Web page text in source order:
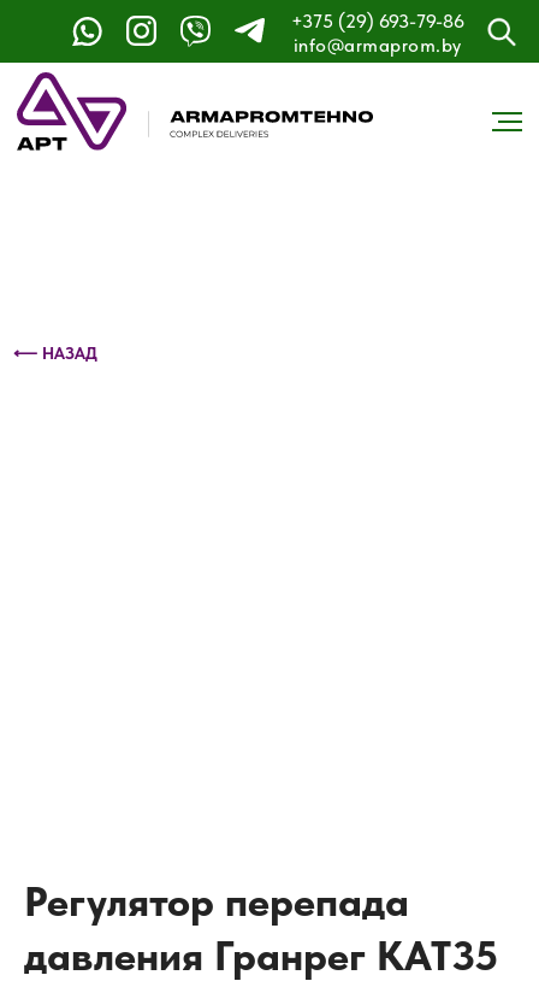
+375 (29) 693-79-86
info@armaprom.by
Контактный телефон: +375 (29) 693-79-86
⟵ НАЗАД
Регулятор перепада
давления Гранрег КАТ35